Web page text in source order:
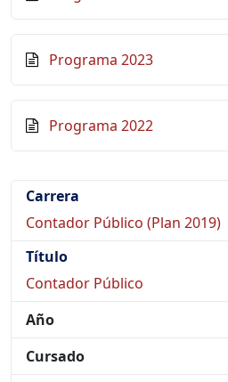
Programa 2023
Programa 2022
Carrera
Contador Público (Plan 2019)
Título
Contador Público
Año
Cursado